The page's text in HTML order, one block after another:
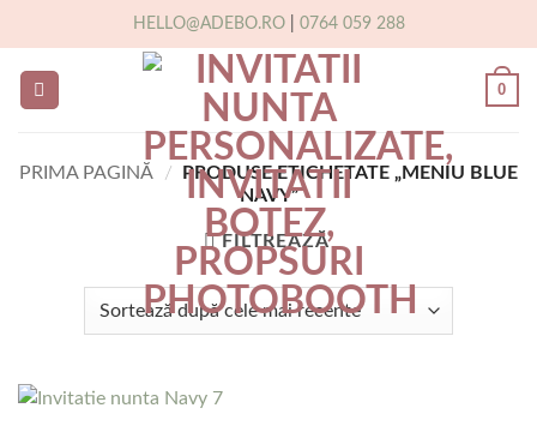
content
HELLO@ADEBO.RO| 0764 059 288
0
PRIMA PAGINĂ /
PRODUSE ETICHETATE „MENIU BLUE
NAVY”
FILTREAZĂ